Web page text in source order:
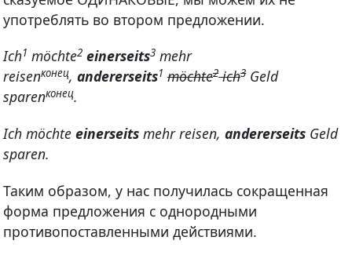
употреблять во втором предложении.
Ich1 möchte2 einerseits3 mehr
reisenконец, andererseits1 möchte2ich3 Geld
sparenконец.
Ich möchte einerseits mehr reisen, andererseits Geld
sparen.
Таким образом, у нас получилась сокращенная
форма предложения с однородными
противопоставленными действиями.